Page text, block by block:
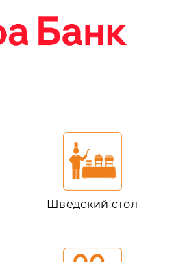
Шведский стол